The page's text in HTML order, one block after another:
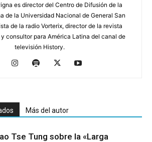
es director del Centro de Difusión de la
de la Universidad Nacional de General San
de la radio Vorterix, director de la revista
consultor para América Latina del canal de
televisión History.
Más del autor
Tse Tung sobre la «Larga